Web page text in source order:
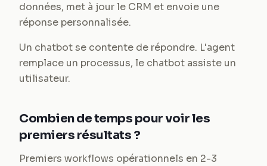
données, met à jour le CRM et envoie une
réponse personnalisée.
Un chatbot se contente de répondre. L'agent
remplace un processus, le chatbot assiste un
utilisateur.
Combien de temps pour voir les
premiers résultats ?
Premiers workflows opérationnels en 2-3